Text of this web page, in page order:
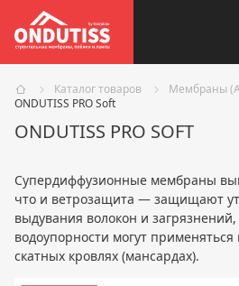
Каталог товаров
Мембраны
ONDUTISS PRO Soft
ONDUTISS PRO SOFT
Супердиффузионные мембраны
что и ветрозащита — защищают
выдувания волокон и
водоупорности могут
скатных кровлях (мансардах).